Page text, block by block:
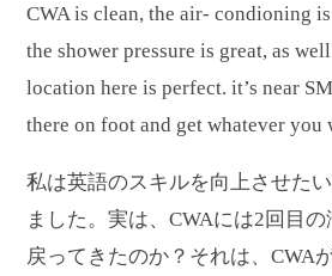
CWA is clean, the air- condioning
the shower pressure is great, as
location here is perfect. it’s near
there on foot and get whatever you
私は英語のスキルを向上させた
ました。実は、CWAには2回目
戻ってきたのか？それは、CWA